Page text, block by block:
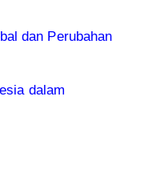
dan Perubahan
dalam